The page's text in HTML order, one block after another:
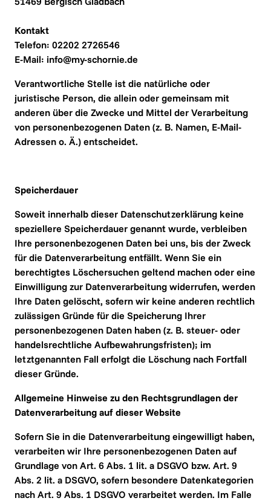
Kontakt
Telefon: 02202 2726546
​E-Mail: info@my-schornie.de
Verantwortliche Stelle ist die natürliche oder
juristische Person, die allein oder gemeinsam mit
anderen über die Zwecke und Mittel der Verarbeitung
von personenbezogenen Daten (z. B. Namen, E-Mail-
Adressen o. Ä.) entscheidet.
Speicherdauer
Soweit innerhalb dieser Datenschutzerklärung keine
speziellere Speicherdauer genannt wurde, verbleiben
Ihre personenbezogenen Daten bei uns, bis der Zweck
für die Datenverarbeitung entfällt. Wenn Sie ein
berechtigtes Löschersuchen geltend machen oder eine
Einwilligung zur Datenverarbeitung widerrufen, werden
Ihre Daten gelöscht, sofern wir keine anderen rechtlich
zulässigen Gründe für die Speicherung Ihrer
personenbezogenen Daten haben (z. B. steuer- oder
handelsrechtliche Aufbewahrungsfristen); im
letztgenannten Fall erfolgt die Löschung nach Fortfall
dieser Gründe.
Allgemeine Hinweise zu den Rechtsgrundlagen der
Datenverarbeitung auf dieser Website
Sofern Sie in die Datenverarbeitung eingewilligt haben,
verarbeiten wir Ihre personenbezogenen Daten auf
Grundlage von Art. 6 Abs. 1 lit. a DSGVO bzw. Art. 9
Abs. 2 lit. a DSGVO, sofern besondere Datenkategorien
nach Art. 9 Abs. 1 DSGVO verarbeitet werden. Im Falle